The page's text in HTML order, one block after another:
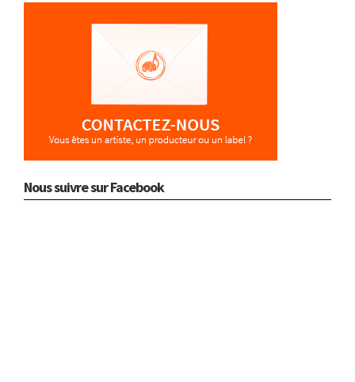
Nous suivre sur Facebook